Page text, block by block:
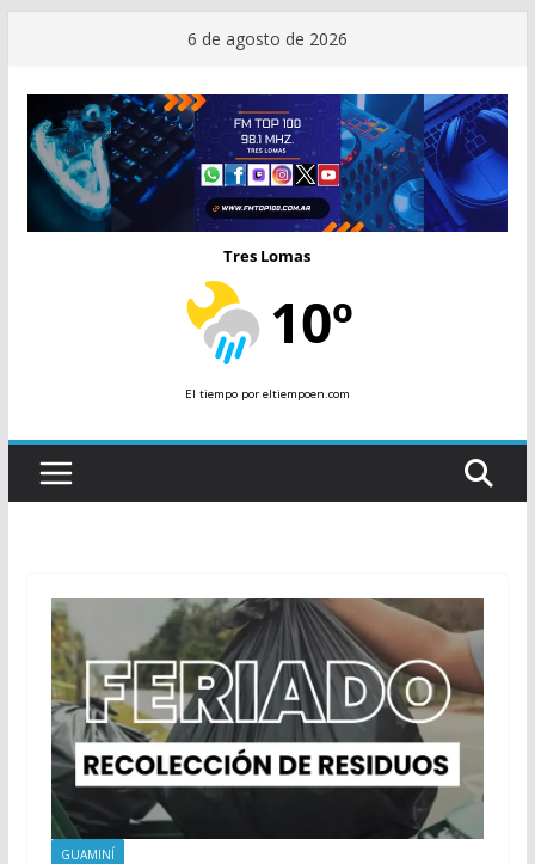
contenido
6 de agosto de 2026
Tres Lomas
10º
El tiempopor eltiempoen.com
GUAMINÍ